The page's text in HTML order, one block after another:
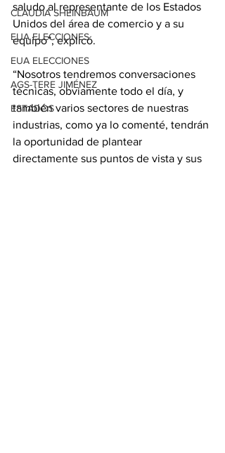
CLAUDIA SHEINBAUM
EUA ELECCIONES
EUA ELECCIONES
AGS-TERE JIMÉNEZ
ESTADOS
saludo al representante de los Estados
Unidos del área de comercio y a su
equipo”, explicó.
“Nosotros tendremos conversaciones
técnicas, obviamente todo el día, y
también varios sectores de nuestras
industrias, como ya lo comenté, tendrán
la oportunidad de plantear
directamente sus puntos de vista y sus